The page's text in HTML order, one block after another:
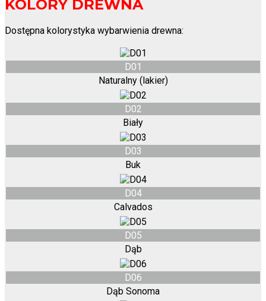
KOLORY DREWNA
Dostępna kolorystyka wybarwienia drewna:
D01
Naturalny (lakier)
D02
Biały
D03
Buk
D04
Calvados
D05
Dąb
D06
Dąb Sonoma